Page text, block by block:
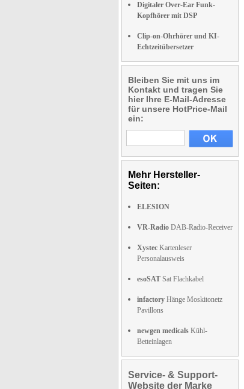
Digitaler Over-Ear Funk-
Kopfhörer mit DSP
Clip-on-Ohrhörer und KI-
Echtzeitübersetzer
Bleiben Sie mit uns im
Kontakt und tragen Sie
hier Ihre E-Mail-Adresse
für unsere HotPrice-Mail
ein:
Mehr Hersteller-
Seiten:
ELESION
VR-Radio DAB-Radio-Receiver
Xystec Kartenleser
Personalausweis
esoSAT Sat Flachkabel
infactory Hänge Moskitonetz
Pavillons
newgen medicals Kühl-
Betteinlagen
Service- & Support-
Website der Marke